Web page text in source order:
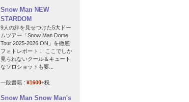
Snow Man NEW
STARDOM
9人の絆を見せつけた5大ドー
ムツアー「Snow Man Dome
Tour 2025-2026 ON」を徹底
フォトレポート！ ここでしか
見られないクール＆キュート
なソロショットも要...
一般書籍 : ¥1600+税
Snow Man Snow Man's